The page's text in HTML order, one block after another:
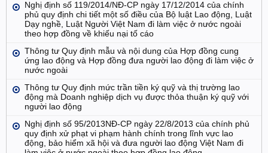
Nghị định số 119/2014/NĐ-CP ngày 17/12/2014 của chính
phủ quy định chi tiết một số điều của Bộ luật Lao động, Luật
Dạy nghề, Luật Người Việt Nam đi làm việc ở nước ngoài
theo hợp đồng về khiếu nại tố cáo
Thông tư Quy định mẫu và nội dung của Hợp đồng cung
ứng lao động và Hợp đồng đưa người lao động đi làm việc ở
nước ngoài
Thông tư Quy định mức trần tiền ký quỹ và thị trường lao
động mà Doanh nghiệp dịch vụ được thỏa thuận ký quỹ với
người lao động
Nghị định số 95/2013NĐ-CP ngày 22/8/2013 của chính phủ
quy định xử phạt vi phạm hành chính trong lĩnh vực lao
động, bảo hiểm xã hội và đưa người lao động Việt Nam đi